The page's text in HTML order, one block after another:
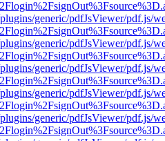
generic/pdfJsViewer/pdf.js/
generic/pdfJsViewer/pdf.js/
generic/pdfJsViewer/pdf.js/
generic/pdfJsViewer/pdf.js/
generic/pdfJsViewer/pdf.js/